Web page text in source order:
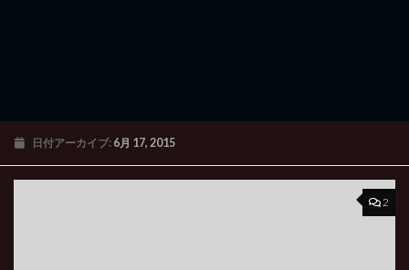
日付アーカイブ: 6月 17, 2015
2